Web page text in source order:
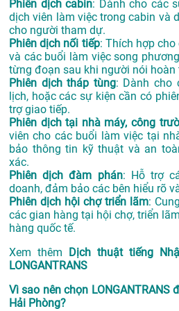
Phiên dịch cabin: Dành cho các
dịch viên làm việc trong cabin và
cho người tham dự.
Phiên dịch nối tiếp: Thích hợp
và các buổi làm việc song
từng đoạn sau khi người nói hoàn
Phiên dịch tháp tùng: Dành cho
lịch, hoặc các sự kiện cần có
trợ giao tiếp.
Phiên dịch tại nhà máy, công
viên cho các buổi làm việc tại
bảo thông tin kỹ thuật và an
xác.
Phiên dịch đàm phán: Hỗ trợ
doanh, đảm bảo các bên hiểu rõ
Phiên dịch hội chợ triển lãm:
các gian hàng tại hội chợ, triển
hàng quốc tế.
Xem thêm
Dịch thuật tiếng
LONGANTRANS
Vì sao nên chọn LONGANTRANS
Hải Phòng?